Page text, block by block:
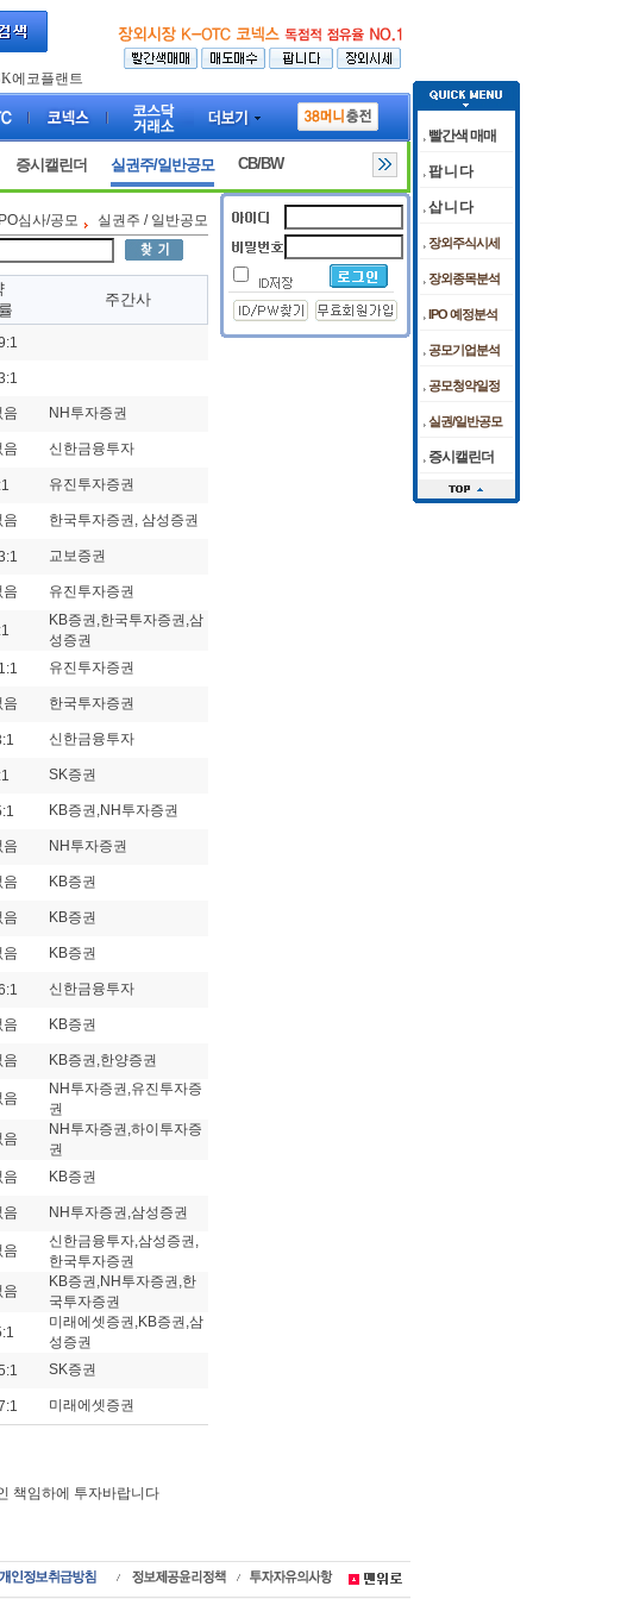
국증권금융
에코플랜트
국증권금융
코스텍
증시캘린더 실권주/일반공모 CB/BW
IPO심사/공모
실권주 / 일반공모
주간사
음 NH투자증권
음 신한금융투자
유진투자증권
음 한국투자증권, 삼성증권
교보증권
음 유진투자증권
KB증권,한국투자증권,삼
성증권
유진투자증권
음 한국투자증권
신한금융투자
SK증권
KB증권,NH투자증권
음 NH투자증권
음 KB증권
음 KB증권
음 KB증권
신한금융투자
음 KB증권
음 KB증권,한양증권
음
NH투자증권,유진투자증
권
음
NH투자증권,하이투자증
권
음 KB증권
음 NH투자증권,삼성증권
음
신한금융투자,삼성증권,
한국투자증권
음
KB증권,NH투자증권,한
국투자증권
미래에셋증권,KB증권,삼
성증권
SK증권
미래에셋증권
책임하에 투자바랍니다
빨간색 매매
팝 니 다
삽 니 다
장외주식시세
장외종목분석
IPO 예정분석
공모기업분석
공모청약일정
실권/일반공모
증시캘린더